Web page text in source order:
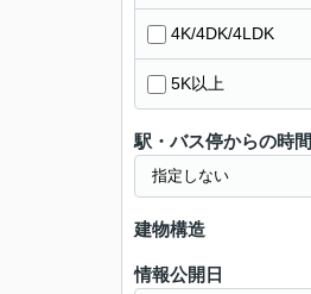
4K/4DK/4LDK
5K以上
駅・バス停からの時間
建物構造
情報公開日